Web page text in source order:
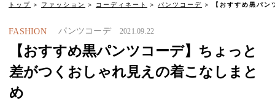
トップ ファッション コーディネート パンツコーデ 【おすすめ黒パ
FASHION パンツコーデ 2021.09.22
【おすすめ黒パンツコーデ】ちょっと
差がつくおしゃれ見えの着こなしまと
め